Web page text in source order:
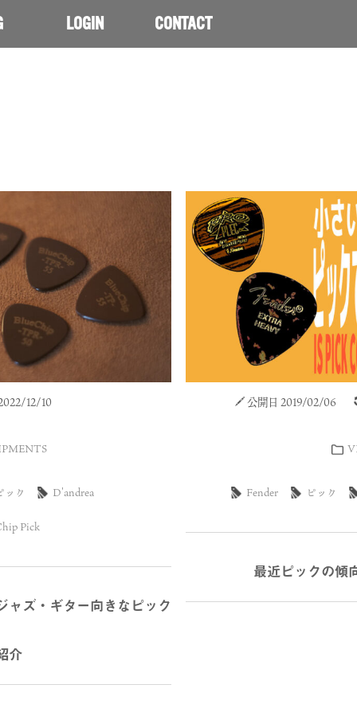
LOGIN CONTACT
12/10
ック D'andrea
Pick
ャズ・ギター向きなピック
介
公開日 2019/02/06
Fender ピック
最近ピックの傾